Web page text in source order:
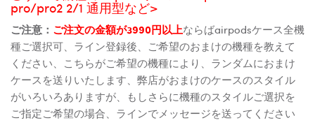
pro/pro2 2/1 通用型など>
ご注意： ご注文の金額が3990円以上ならばairpodsケース全機
種ご選択可、ライン登録後、ご希望のおまけの機種を教えて
ください、こちらがご希望の機種により、ランダムにおまけ
ケースを送りいたします、弊店がおまけのケースのスタイル
がいろいろありますが、もしさらに機種のスタイルご選択を
ご指定ご希望の場合、ラインでメッセージを送ってください